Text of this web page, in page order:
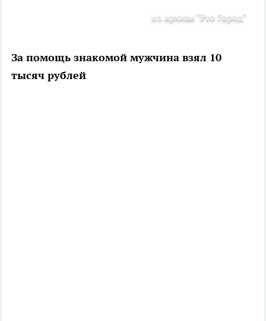
из архива "Pro Город"
За помощь знакомой мужчина взял 10
тысяч рублей